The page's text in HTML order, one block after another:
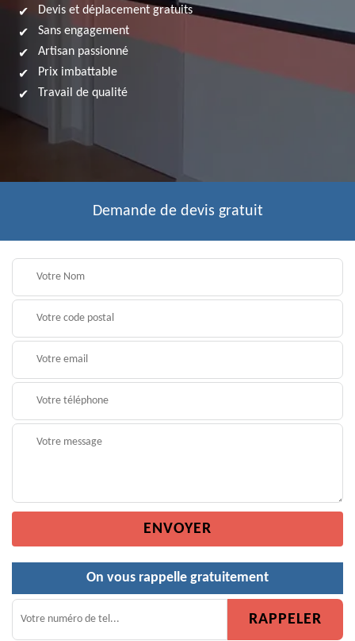
Devis et déplacement gratuits
Sans engagement
Artisan passionné
Prix imbattable
Travail de qualité
Demande de devis gratuit
On vous rappelle gratuitement